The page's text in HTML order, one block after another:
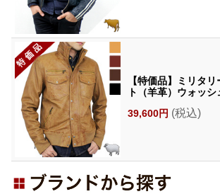
【特価品】ミリタ
ト（羊革）ウォッシ
39,600円 (税込)